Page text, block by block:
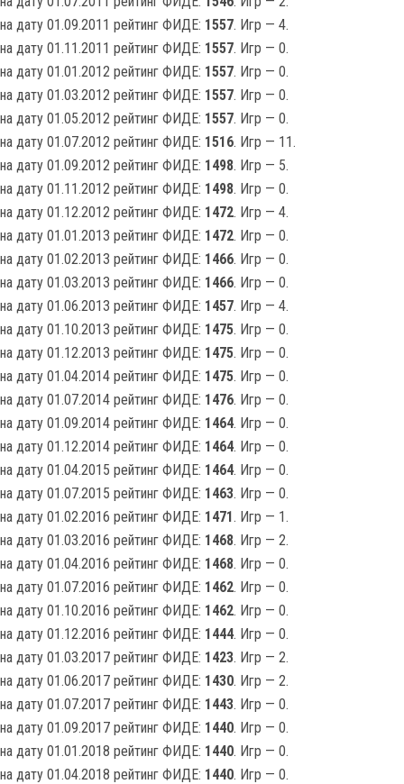
на дату 01.09.2011 рейтинг ФИДЕ: 1557. Игр — 4.
на дату 01.11.2011 рейтинг ФИДЕ: 1557. Игр — 0.
на дату 01.01.2012 рейтинг ФИДЕ: 1557. Игр — 0.
на дату 01.03.2012 рейтинг ФИДЕ: 1557. Игр — 0.
на дату 01.05.2012 рейтинг ФИДЕ: 1557. Игр — 0.
на дату 01.07.2012 рейтинг ФИДЕ: 1516. Игр — 11.
на дату 01.09.2012 рейтинг ФИДЕ: 1498. Игр — 5.
на дату 01.11.2012 рейтинг ФИДЕ: 1498. Игр — 0.
на дату 01.12.2012 рейтинг ФИДЕ: 1472. Игр — 4.
на дату 01.01.2013 рейтинг ФИДЕ: 1472. Игр — 0.
на дату 01.02.2013 рейтинг ФИДЕ: 1466. Игр — 0.
на дату 01.03.2013 рейтинг ФИДЕ: 1466. Игр — 0.
на дату 01.06.2013 рейтинг ФИДЕ: 1457. Игр — 4.
на дату 01.10.2013 рейтинг ФИДЕ: 1475. Игр — 0.
на дату 01.12.2013 рейтинг ФИДЕ: 1475. Игр — 0.
на дату 01.04.2014 рейтинг ФИДЕ: 1475. Игр — 0.
на дату 01.07.2014 рейтинг ФИДЕ: 1476. Игр — 0.
на дату 01.09.2014 рейтинг ФИДЕ: 1464. Игр — 0.
на дату 01.12.2014 рейтинг ФИДЕ: 1464. Игр — 0.
на дату 01.04.2015 рейтинг ФИДЕ: 1464. Игр — 0.
на дату 01.07.2015 рейтинг ФИДЕ: 1463. Игр — 0.
на дату 01.02.2016 рейтинг ФИДЕ: 1471. Игр — 1.
на дату 01.03.2016 рейтинг ФИДЕ: 1468. Игр — 2.
на дату 01.04.2016 рейтинг ФИДЕ: 1468. Игр — 0.
на дату 01.07.2016 рейтинг ФИДЕ: 1462. Игр — 0.
на дату 01.10.2016 рейтинг ФИДЕ: 1462. Игр — 0.
на дату 01.12.2016 рейтинг ФИДЕ: 1444. Игр — 0.
на дату 01.03.2017 рейтинг ФИДЕ: 1423. Игр — 2.
на дату 01.06.2017 рейтинг ФИДЕ: 1430. Игр — 2.
на дату 01.07.2017 рейтинг ФИДЕ: 1443. Игр — 0.
на дату 01.09.2017 рейтинг ФИДЕ: 1440. Игр — 0.
на дату 01.01.2018 рейтинг ФИДЕ: 1440. Игр — 0.
на дату 01.04.2018 рейтинг ФИДЕ: 1440. Игр — 0.